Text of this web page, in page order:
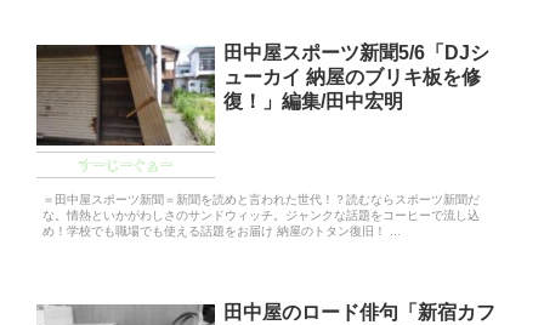
すーじーぐぁー
田中屋スポーツ新聞5/6「DJシ
ューカイ 納屋のブリキ板を修
復！」編集/田中宏明
＝田中屋スポーツ新聞＝新聞を読めと言われた世代！？読むならスポーツ新聞だ
な。情熱といかがわしさのサンドウィッチ。ジャンクな話題をコーヒーで流し込
め！学校でも職場でも使える話題をお届け 納屋のトタン復旧！ ...
田中屋のロード俳句「新宿カフ